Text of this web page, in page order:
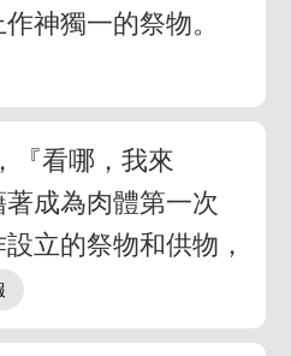
神獨一的祭物。
『看哪，我來
成為肉體第一次
立的祭物和供物，